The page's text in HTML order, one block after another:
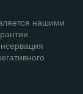
нашими